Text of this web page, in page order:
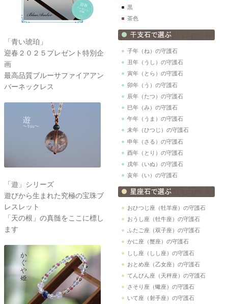
「青い琥珀」
迎春２０２５プレゼント特別企
画
最高品質ブルーサファイアアン
バーネックレス
「遊」シリーズ
遊びから生まれた究極の宝珠ブ
レスレット
「天の根」の真髄をここに標し
ます
黒
茶色
子年（ね）の守護石
丑年（うし）の守護石
寅年（とら）の守護石
卯年（う）の守護石
辰年（たつ）の守護石
巳年（み）の守護石
午年（うま）の守護石
未年（ひつじ）の守護石
申年（さる）の守護石
酉年（とり）の守護石
戌年（いぬ）の守護石
亥年（い）の守護石
おひつじ座（牡羊座）の守護石
おうし座（牡牛座）の守護石
ふたご座（双子座）の守護石
かに座（蟹座）の守護石
しし座（しし座）の守護石
おとめ座（乙女座）の守護石
てんびん座（天秤座）の守護石
さそり座（蠍座）の守護石
いて座（射手座）の守護石